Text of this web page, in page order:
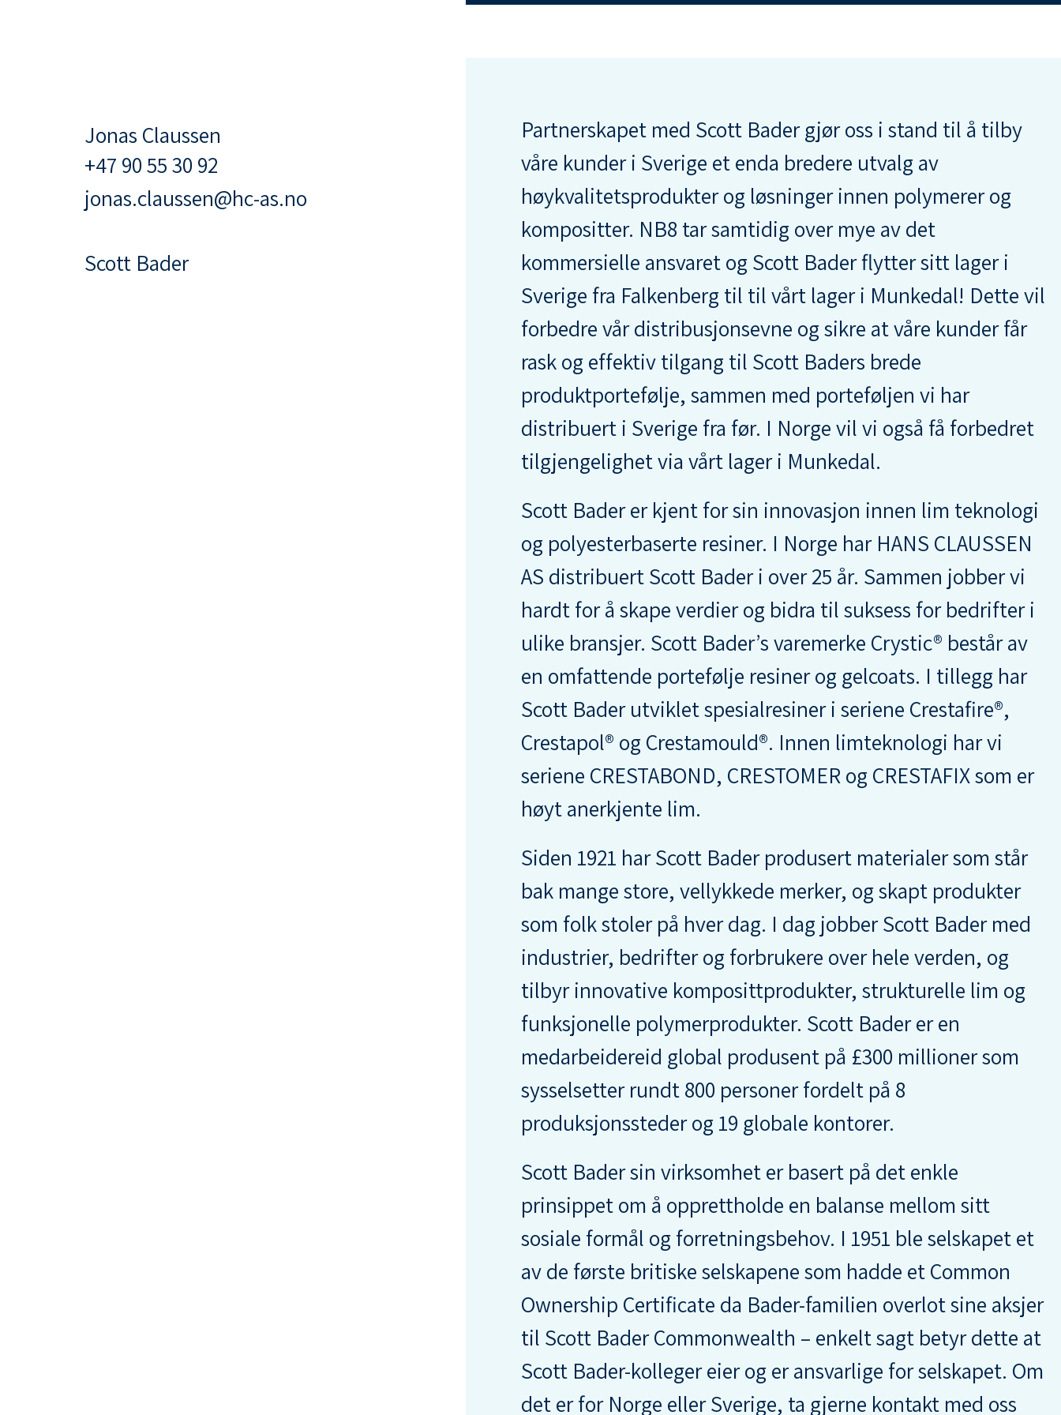
Jonas Claussen
+47 90 55 30 92
jonas.claussen@hc-as.no
Scott Bader
Partnerskapet med Scott Bader gjør oss i stand til å tilby
våre kunder i Sverige et enda bredere utvalg av
høykvalitetsprodukter og løsninger innen polymerer og
kompositter. NB8 tar samtidig over mye av det
kommersielle ansvaret og Scott Bader flytter sitt lager i
Sverige fra Falkenberg til til vårt lager i Munkedal! Dette vil
forbedre vår distribusjonsevne og sikre at våre kunder får
rask og effektiv tilgang til Scott Baders brede
produktportefølje, sammen med porteføljen vi har
distribuert i Sverige fra før. I Norge vil vi også få forbedret
tilgjengelighet via vårt lager i Munkedal.
Scott Bader er kjent for sin innovasjon innen lim teknologi
og polyesterbaserte resiner. I Norge har HANS CLAUSSEN
AS distribuert Scott Bader i over 25 år. Sammen jobber vi
hardt for å skape verdier og bidra til suksess for bedrifter i
ulike bransjer. Scott Bader’s varemerke Crystic® består av
en omfattende portefølje resiner og gelcoats. I tillegg har
Scott Bader utviklet spesialresiner i seriene Crestafire®,
Crestapol® og Crestamould®. Innen limteknologi har vi
seriene CRESTABOND, CRESTOMER og CRESTAFIX som er
høyt anerkjente lim.
Siden 1921 har Scott Bader produsert materialer som står
bak mange store, vellykkede merker, og skapt produkter
som folk stoler på hver dag. I dag jobber Scott Bader med
industrier, bedrifter og forbrukere over hele verden, og
tilbyr innovative komposittprodukter, strukturelle lim og
funksjonelle polymerprodukter. Scott Bader er en
medarbeidereid global produsent på £300 millioner som
sysselsetter rundt 800 personer fordelt på 8
produksjonssteder og 19 globale kontorer.
Scott Bader sin virksomhet er basert på det enkle
prinsippet om å opprettholde en balanse mellom sitt
sosiale formål og forretningsbehov. I 1951 ble selskapet et
av de første britiske selskapene som hadde et Common
Ownership Certificate da Bader-familien overlot sine aksjer
til Scott Bader Commonwealth – enkelt sagt betyr dette at
Scott Bader-kolleger eier og er ansvarlige for selskapet. Om
det er for Norge eller Sverige, ta gjerne kontakt med oss